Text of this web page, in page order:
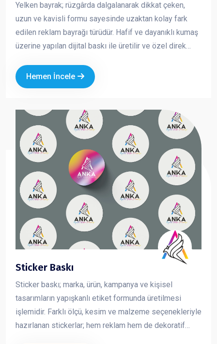
Yelken bayrak; rüzgârda dalgalanarak dikkat çeken,
uzun ve kavisli formu sayesinde uzaktan kolay fark
edilen reklam bayrağı türüdür. Hafif ve dayanıklı kumaş
üzerine yapılan dijital baskı ile üretilir ve özel direk
Hemen İncele
Sticker Baskı
Sticker baskı; marka, ürün, kampanya ve kişisel
tasarımların yapışkanlı etiket formunda üretilmesi
işlemidir. Farklı ölçü, kesim ve malzeme seçenekleriyle
hazırlanan stickerlar; hem reklam hem de dekoratif